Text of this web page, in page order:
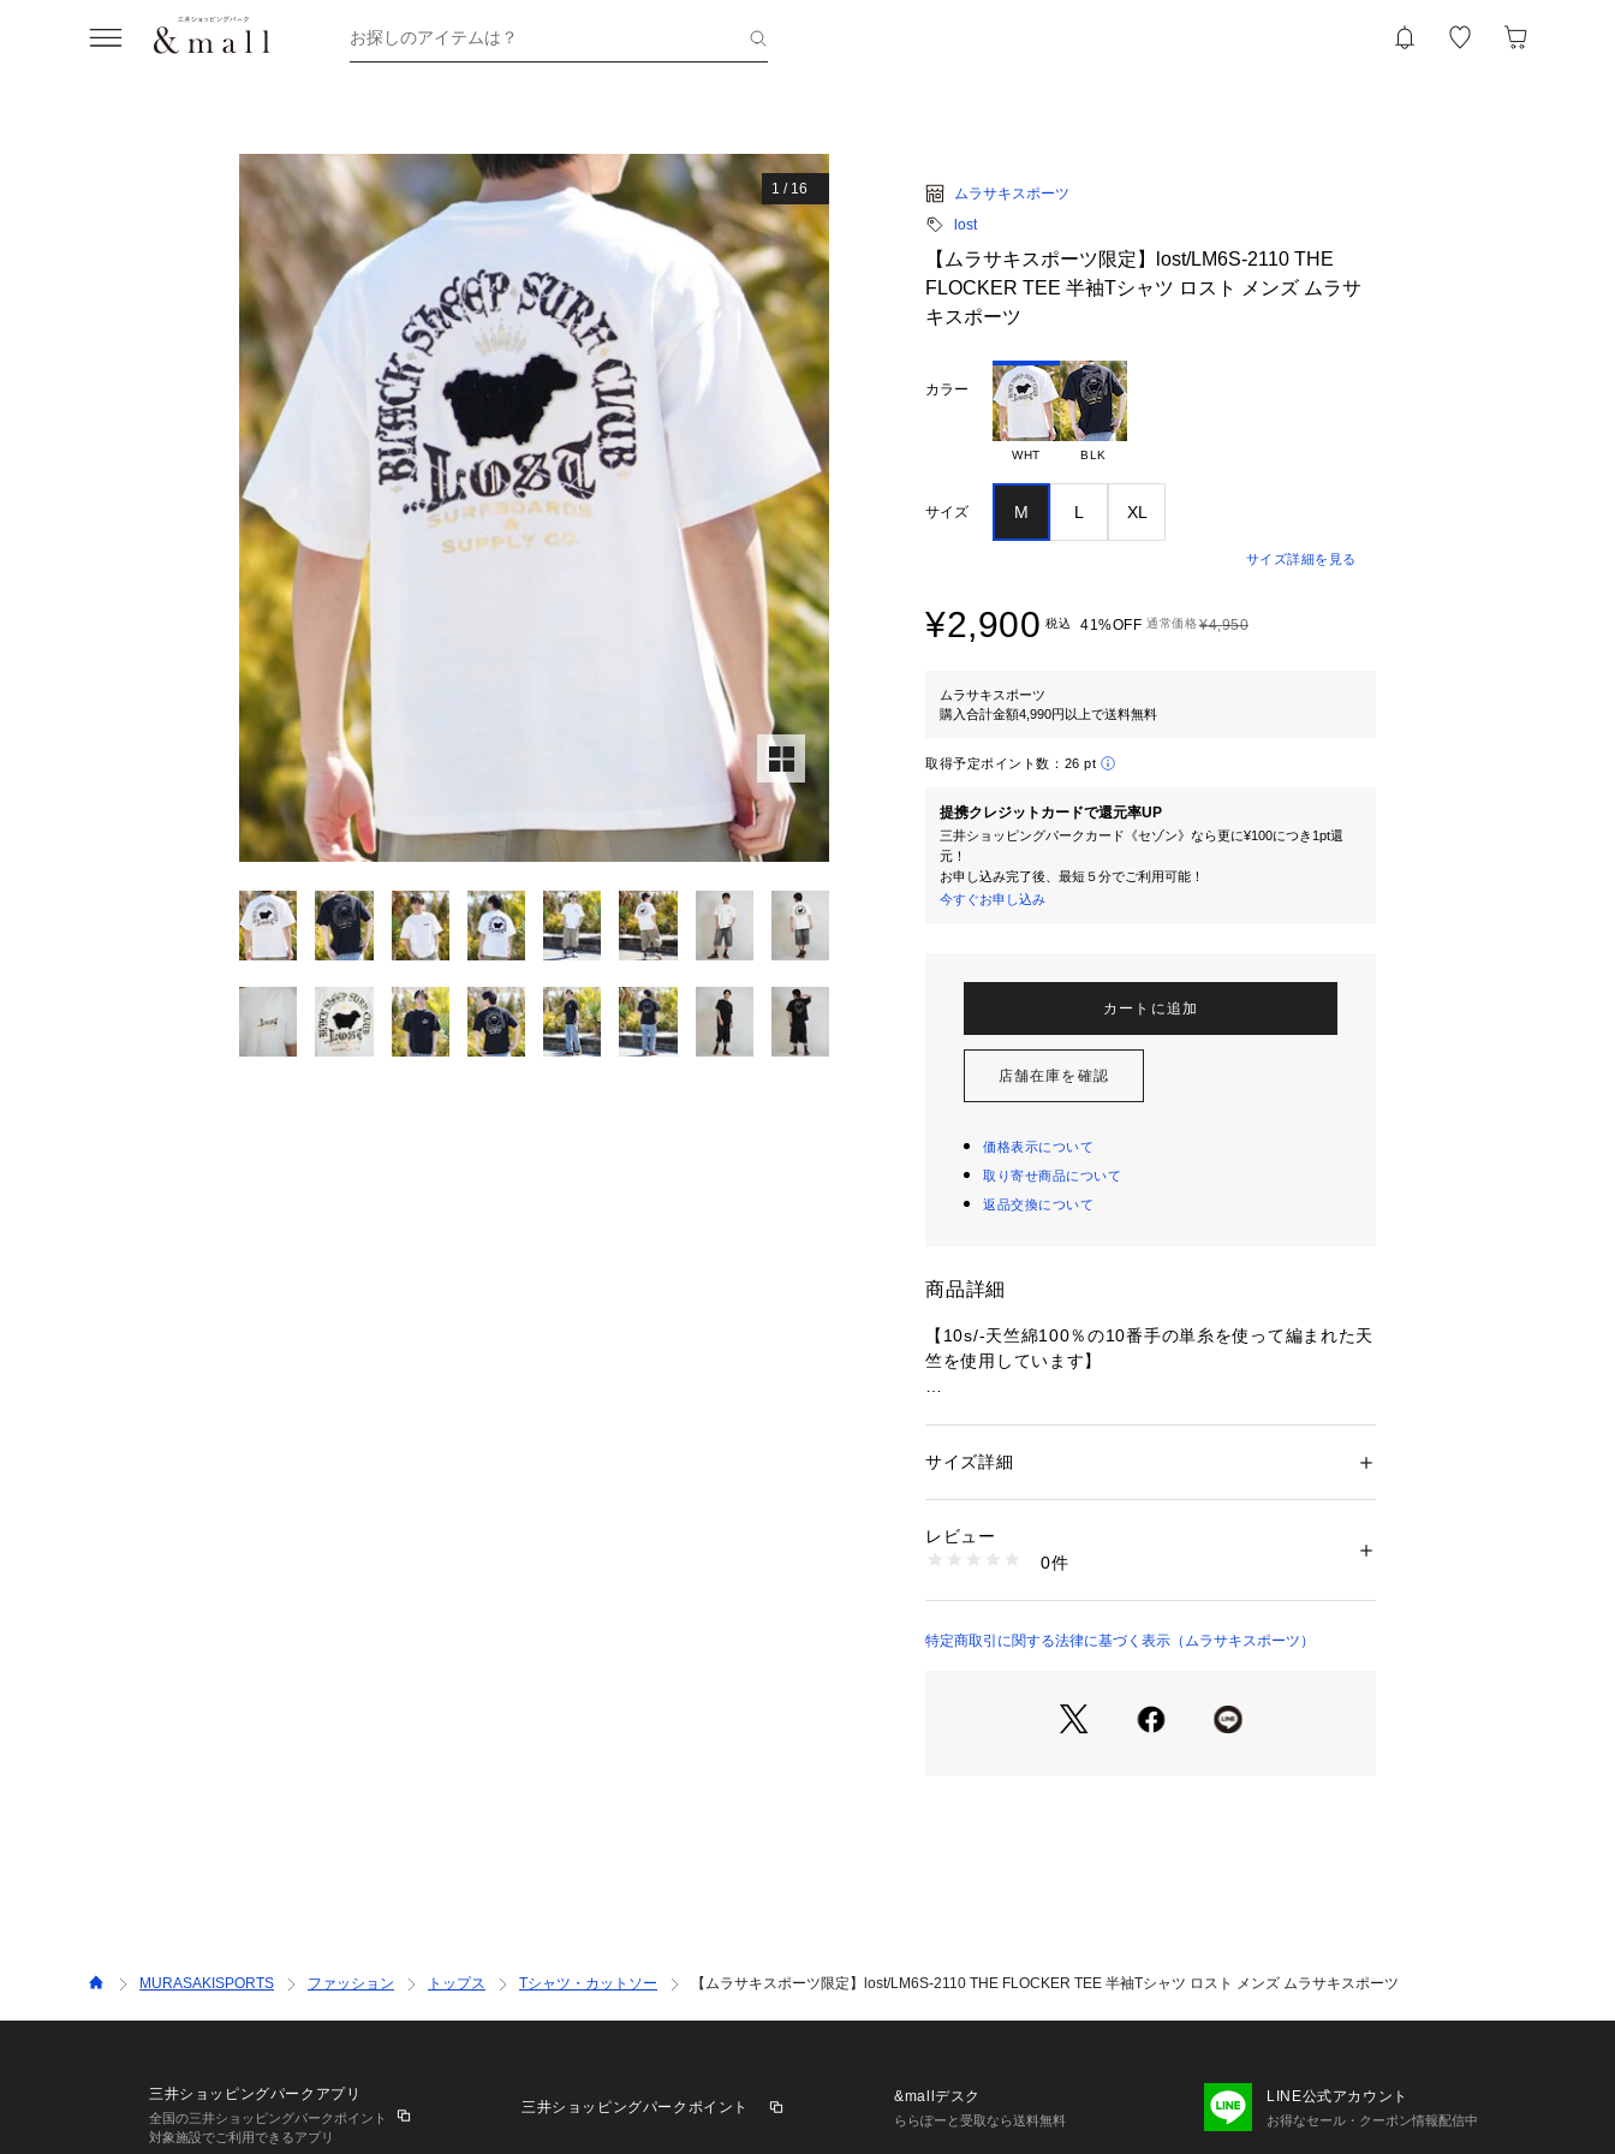
お探しのアイテムは？
1 / 16
ムラサキスポーツ
lost
【ムラサキスポーツ限定】lost/LM6S-2110 THE
FLOCKER TEE 半袖Tシャツ ロスト メンズ ムラサ
キスポーツ
カラー
WHT BLK
サイズ M L XL
サイズ詳細を見る
¥2,900 税込 41%OFF 通常価格¥4,950
ムラサキスポーツ
購入合計金額4,990円以上で送料無料
取得予定ポイント数： 26 pt
提携クレジットカードで還元率UP
三井ショッピングパークカード《セゾン》なら更に¥100につき1pt還
元！
お申し込み完了後、最短５分でご利用可能！
今すぐお申し込み
カートに追加
店舗在庫を確認
価格表示について
取り寄せ商品について
返品交換について
商品詳細
【10s/-天竺綿100％の10番手の単糸を使って編まれた天
竺を使用しています】
●サーフテイストのグラフィックが目を引く、春夏にぴ
ンが魅力のメンズTシャツ。
※掲載画像に関しましては、屋外や屋内での光の当たり
※サイト内でのカラー名と、お届け商品に記載されてい
・・・・・・・・・・・・・・・・・・・・・・
★お気に入り登録のおすすめ★
お気に入り商品の再入荷通知も届いて便利！
お買い物リストの管理に是非ご利用下さい。
性別：メンズ
商品番号：
LM6S-2110 （ショップ）
サイズ詳細
レビュー
0件
特定商取引に関する法律に基づく表示（ムラサキスポーツ）
MURASAKISPORTS ファッション トップス Tシャツ・カットソー 【ムラサキスポーツ限定】lost/LM6S-2110 THE FLOCKER TEE 半袖Tシャツ ロスト メンズ ムラサキスポーツ
三井ショッピングパークアプリ
全国の三井ショッピングパークポイント
対象施設でご利用できるアプリ
三井ショッピングパークポイント
&mallデスク
ららぽーと受取なら送料無料
LINE公式アカウント
お得なセール・クーポン情報配信中